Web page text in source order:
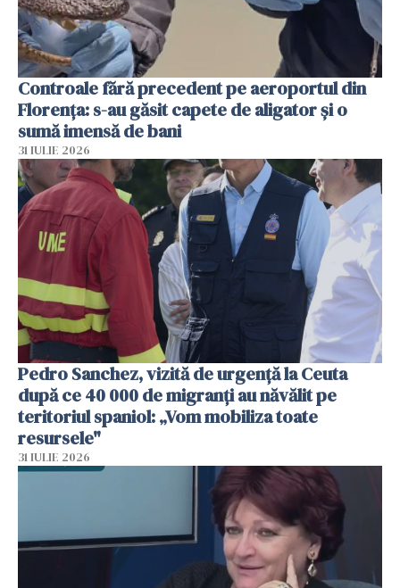
Controale fără precedent pe aeroportul din
Florența: s-au găsit capete de aligator și o
sumă imensă de bani
31 IULIE 2026
Pedro Sanchez, vizită de urgență la Ceuta
după ce 40 000 de migranți au năvălit pe
teritoriul spaniol: „Vom mobiliza toate
resursele"
31 IULIE 2026